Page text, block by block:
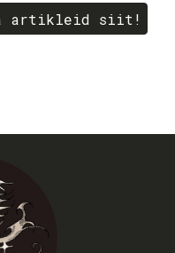
artikleid siit!